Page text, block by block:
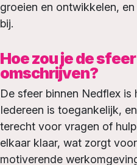
groeien en ontwikkelen,
bij.
Hoe zou je de
omschrijven?
De sfeer binnen Nedflex is
Iedereen is toegankelijk,
terecht voor vragen of
elkaar klaar, wat zorgt
motiverende